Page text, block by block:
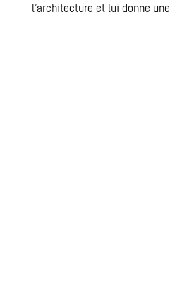
l’architecture et lui donne